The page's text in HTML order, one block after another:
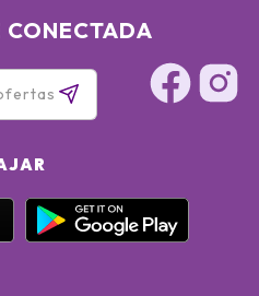
CONECTADA